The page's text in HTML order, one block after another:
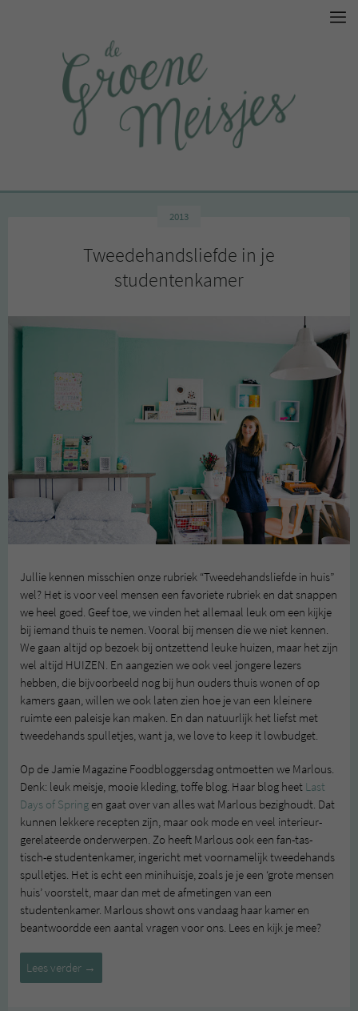
2013
Tweedehandsliefde in je
studentenkamer
Jullie kennen misschien onze rubriek “Tweedehandsliefde in huis”
wel? Het is voor veel mensen een favoriete rubriek en dat snappen
we heel goed. Geef toe, we vinden het allemaal leuk om een kijkje
bij iemand thuis te nemen. Vooral bij mensen die we niet kennen.
We gaan altijd op bezoek bij ontzettend leuke huizen, maar het zijn
wel altijd HUIZEN. En aangezien we ook veel jongere lezers
hebben, die bijvoorbeeld nog bij hun ouders thuis wonen of op
kamers gaan, willen we ook laten zien hoe je van een kleinere
ruimte een paleisje kan maken. En dan natuurlijk het liefst met
tweedehands spulletjes, want ja, we love to keep it lowbudget.
Op de Jamie Magazine Foodbloggersdag ontmoetten we Marlous.
Denk: leuk meisje, mooie kleding, toffe blog. Haar blog heet Last
Days of Spring en gaat over van alles wat Marlous bezighoudt. Dat
kunnen lekkere recepten zijn, maar ook mode en veel interieur-
gerelateerde onderwerpen. Zo heeft Marlous ook een fan-tas-
tisch-e studentenkamer, ingericht met voornamelijk tweedehands
spulletjes. Het is echt een minihuisje, zoals je je een ‘grote mensen
huis’ voorstelt, maar dan met de afmetingen van een
studentenkamer. Marlous showt ons vandaag haar kamer en
beantwoordde een aantal vragen voor ons. Lees en kijk je mee?
Lees verder Tweedehandsliefde
in
→